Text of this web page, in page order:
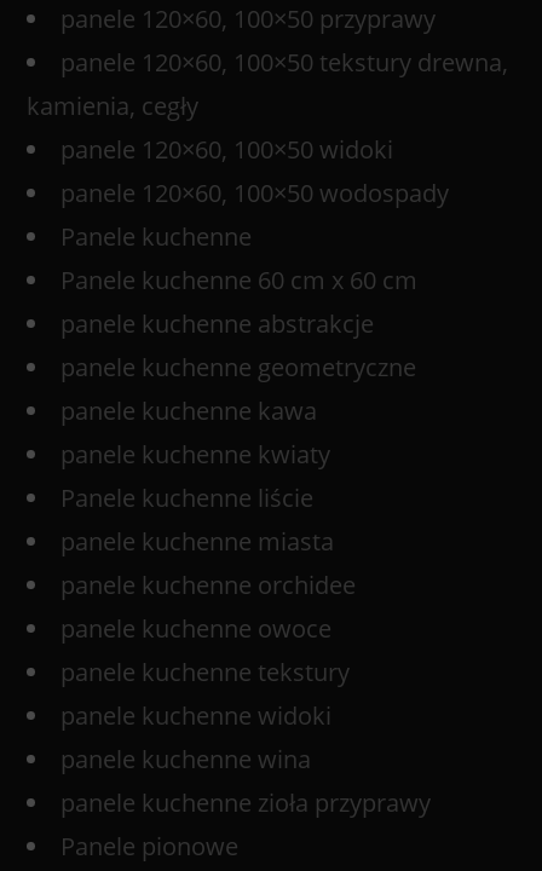
panele 120×60, 100×50 przyprawy
panele 120×60, 100×50 tekstury drewna,
kamienia, cegły
panele 120×60, 100×50 widoki
panele 120×60, 100×50 wodospady
Panele kuchenne
Panele kuchenne 60 cm x 60 cm
panele kuchenne abstrakcje
panele kuchenne geometryczne
panele kuchenne kawa
panele kuchenne kwiaty
Panele kuchenne liście
panele kuchenne miasta
panele kuchenne orchidee
panele kuchenne owoce
panele kuchenne tekstury
panele kuchenne widoki
panele kuchenne wina
panele kuchenne zioła przyprawy
Panele pionowe